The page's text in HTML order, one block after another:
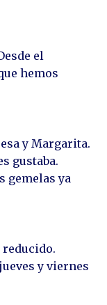
el
hemos
y Margarita.
gustaba.
gemelas ya
y viernes